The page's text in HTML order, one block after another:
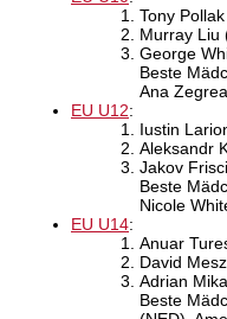
Tony
Murray Liu
George
Beste
Ana
EU U12:
Iustin
Aleksandr
Jakov
Beste
Nicole
EU U14:
Anuar
David
Adrian
Beste